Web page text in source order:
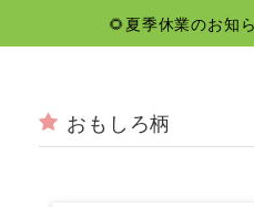
🌻夏季休業のお知
おもしろ柄